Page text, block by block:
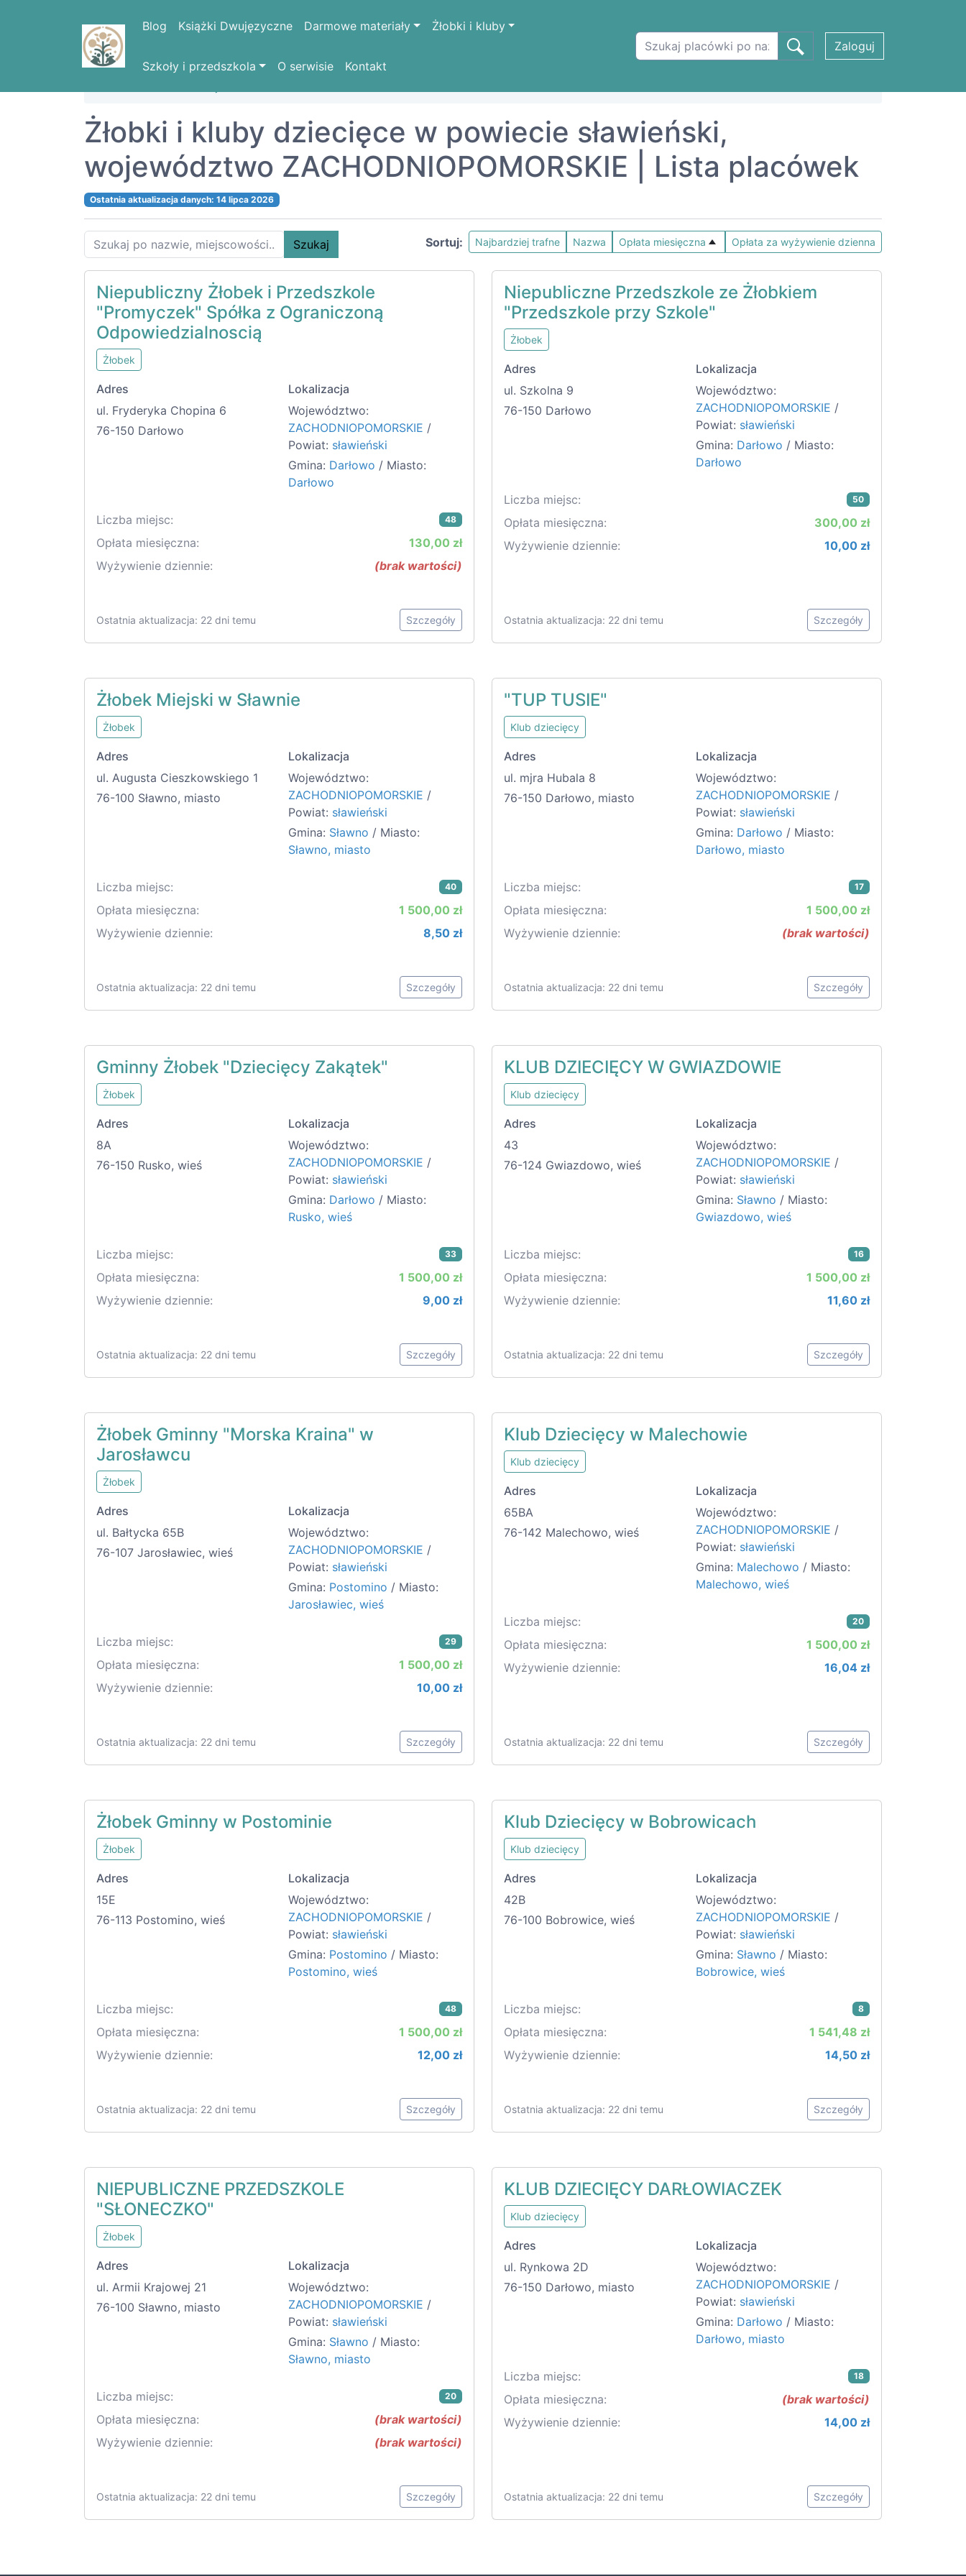
Blog Książki Dwujęzyczne Darmowe materiały Żłobki i kluby
Szkoły i przedszkola O serwisie Kontakt
Zaloguj
Żłobki i kluby dziecięce w powiecie sławieński,
województwo ZACHODNIOPOMORSKIE | Lista placówek
Ostatnia aktualizacja danych: 14 lipca 2026
Szukaj Sortuj: Najbardziej trafne Nazwa Opłata miesięczna Opłata za wyżywienie dzienna
Niepubliczny Żłobek i Przedszkole
"Promyczek" Spółka z Ograniczoną
Odpowiedzialnoscią
Żłobek
Adres
ul. Fryderyka Chopina 6
76-150 Darłowo
Lokalizacja
Województwo:
ZACHODNIOPOMORSKIE /
Powiat: sławieński
Gmina: Darłowo / Miasto:
Darłowo
Liczba miejsc: 48
Opłata miesięczna:
130,00 zł
Wyżywienie dziennie:
(brak wartości)
Ostatnia aktualizacja: 22 dni temu Szczegóły
Niepubliczne Przedszkole ze Żłobkiem
"Przedszkole przy Szkole"
Żłobek
Adres
ul. Szkolna 9
76-150 Darłowo
Lokalizacja
Województwo:
ZACHODNIOPOMORSKIE /
Powiat: sławieński
Gmina: Darłowo / Miasto:
Darłowo
Liczba miejsc: 50
Opłata miesięczna:
300,00 zł
Wyżywienie dziennie:
10,00 zł
Ostatnia aktualizacja: 22 dni temu Szczegóły
Żłobek Miejski w Sławnie
Żłobek
Adres
ul. Augusta Cieszkowskiego 1
76-100 Sławno, miasto
Lokalizacja
Województwo:
ZACHODNIOPOMORSKIE /
Powiat: sławieński
Gmina: Sławno / Miasto:
Sławno, miasto
Liczba miejsc: 40
Opłata miesięczna:
1 500,00 zł
Wyżywienie dziennie:
8,50 zł
Ostatnia aktualizacja: 22 dni temu Szczegóły
"TUP TUSIE"
Klub dziecięcy
Adres
ul. mjra Hubala 8
76-150 Darłowo, miasto
Lokalizacja
Województwo:
ZACHODNIOPOMORSKIE /
Powiat: sławieński
Gmina: Darłowo / Miasto:
Darłowo, miasto
Liczba miejsc: 17
Opłata miesięczna:
1 500,00 zł
Wyżywienie dziennie:
(brak wartości)
Ostatnia aktualizacja: 22 dni temu Szczegóły
Gminny Żłobek "Dziecięcy Zakątek"
Żłobek
Adres
8A
76-150 Rusko, wieś
Lokalizacja
Województwo:
ZACHODNIOPOMORSKIE /
Powiat: sławieński
Gmina: Darłowo / Miasto:
Rusko, wieś
Liczba miejsc: 33
Opłata miesięczna:
1 500,00 zł
Wyżywienie dziennie:
9,00 zł
Ostatnia aktualizacja: 22 dni temu Szczegóły
KLUB DZIECIĘCY W GWIAZDOWIE
Klub dziecięcy
Adres
43
76-124 Gwiazdowo, wieś
Lokalizacja
Województwo:
ZACHODNIOPOMORSKIE /
Powiat: sławieński
Gmina: Sławno / Miasto:
Gwiazdowo, wieś
Liczba miejsc: 16
Opłata miesięczna:
1 500,00 zł
Wyżywienie dziennie:
11,60 zł
Ostatnia aktualizacja: 22 dni temu Szczegóły
Żłobek Gminny "Morska Kraina" w
Jarosławcu
Żłobek
Adres
ul. Bałtycka 65B
76-107 Jarosławiec, wieś
Lokalizacja
Województwo:
ZACHODNIOPOMORSKIE /
Powiat: sławieński
Gmina: Postomino / Miasto:
Jarosławiec, wieś
Liczba miejsc: 29
Opłata miesięczna:
1 500,00 zł
Wyżywienie dziennie:
10,00 zł
Ostatnia aktualizacja: 22 dni temu Szczegóły
Klub Dziecięcy w Malechowie
Klub dziecięcy
Adres
65BA
76-142 Malechowo, wieś
Lokalizacja
Województwo:
ZACHODNIOPOMORSKIE /
Powiat: sławieński
Gmina: Malechowo / Miasto:
Malechowo, wieś
Liczba miejsc: 20
Opłata miesięczna:
1 500,00 zł
Wyżywienie dziennie:
16,04 zł
Ostatnia aktualizacja: 22 dni temu Szczegóły
Żłobek Gminny w Postominie
Żłobek
Adres
15E
76-113 Postomino, wieś
Lokalizacja
Województwo:
ZACHODNIOPOMORSKIE /
Powiat: sławieński
Gmina: Postomino / Miasto:
Postomino, wieś
Liczba miejsc: 48
Opłata miesięczna:
1 500,00 zł
Wyżywienie dziennie:
12,00 zł
Ostatnia aktualizacja: 22 dni temu Szczegóły
Klub Dziecięcy w Bobrowicach
Klub dziecięcy
Adres
42B
76-100 Bobrowice, wieś
Lokalizacja
Województwo:
ZACHODNIOPOMORSKIE /
Powiat: sławieński
Gmina: Sławno / Miasto:
Bobrowice, wieś
Liczba miejsc: 8
Opłata miesięczna:
1 541,48 zł
Wyżywienie dziennie:
14,50 zł
Ostatnia aktualizacja: 22 dni temu Szczegóły
NIEPUBLICZNE PRZEDSZKOLE
"SŁONECZKO"
Żłobek
Adres
ul. Armii Krajowej 21
76-100 Sławno, miasto
Lokalizacja
Województwo:
ZACHODNIOPOMORSKIE /
Powiat: sławieński
Gmina: Sławno / Miasto:
Sławno, miasto
Liczba miejsc: 20
Opłata miesięczna:
(brak wartości)
Wyżywienie dziennie:
(brak wartości)
Ostatnia aktualizacja: 22 dni temu Szczegóły
KLUB DZIECIĘCY DARŁOWIACZEK
Klub dziecięcy
Adres
ul. Rynkowa 2D
76-150 Darłowo, miasto
Lokalizacja
Województwo:
ZACHODNIOPOMORSKIE /
Powiat: sławieński
Gmina: Darłowo / Miasto:
Darłowo, miasto
Liczba miejsc: 18
Opłata miesięczna:
(brak wartości)
Wyżywienie dziennie:
14,00 zł
Ostatnia aktualizacja: 22 dni temu Szczegóły